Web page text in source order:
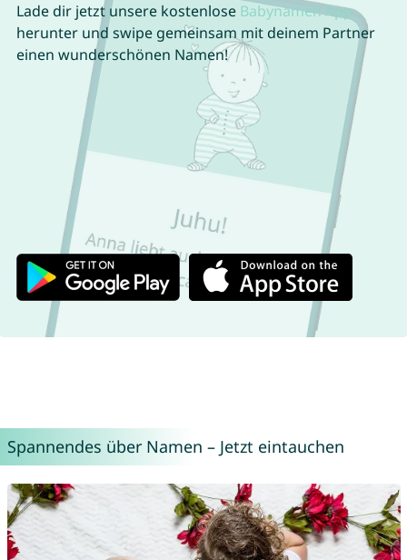
Lade dir jetzt unsere kostenlose Babynamen App
herunter und swipe gemeinsam mit deinem Partner
einen wunderschönen Namen!
Spannendes über Namen – Jetzt eintauchen